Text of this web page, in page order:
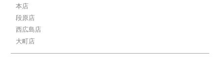
本店
段原店
西広島店
大町店